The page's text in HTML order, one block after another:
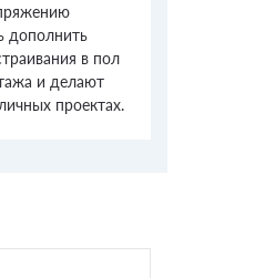
дополнить
в пол
и делают
проектах.